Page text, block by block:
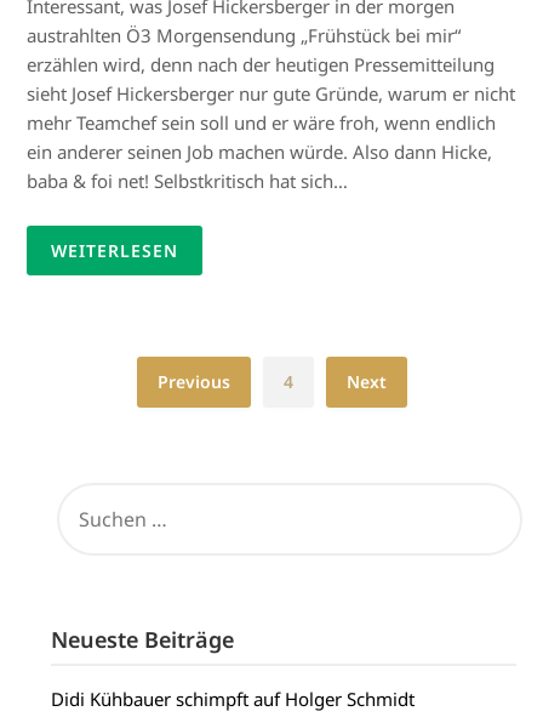
Interessant, was Josef Hickersberger in der morgen
austrahlten Ö3 Morgensendung „Frühstück bei mir“
erzählen wird, denn nach der heutigen Pressemitteilung
sieht Josef Hickersberger nur gute Gründe, warum er nicht
mehr Teamchef sein soll und er wäre froh, wenn endlich
ein anderer seinen Job machen würde. Also dann Hicke,
baba & foi net! Selbstkritisch hat sich…
WEITERLESEN
Previous 4 Next
NACH:
Neueste Beiträge
Didi Kühbauer schimpft auf Holger Schmidt